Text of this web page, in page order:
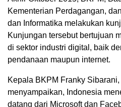
Kementerian Perdagangan,
dan Informatika melakukan
Kunjungan tersebut bertujuan
di sektor industri digital, baik
pendanaan maupun internet.
Kepala BKPM Franky
menyampaikan, Indonesia
datang dari Microsoft dan